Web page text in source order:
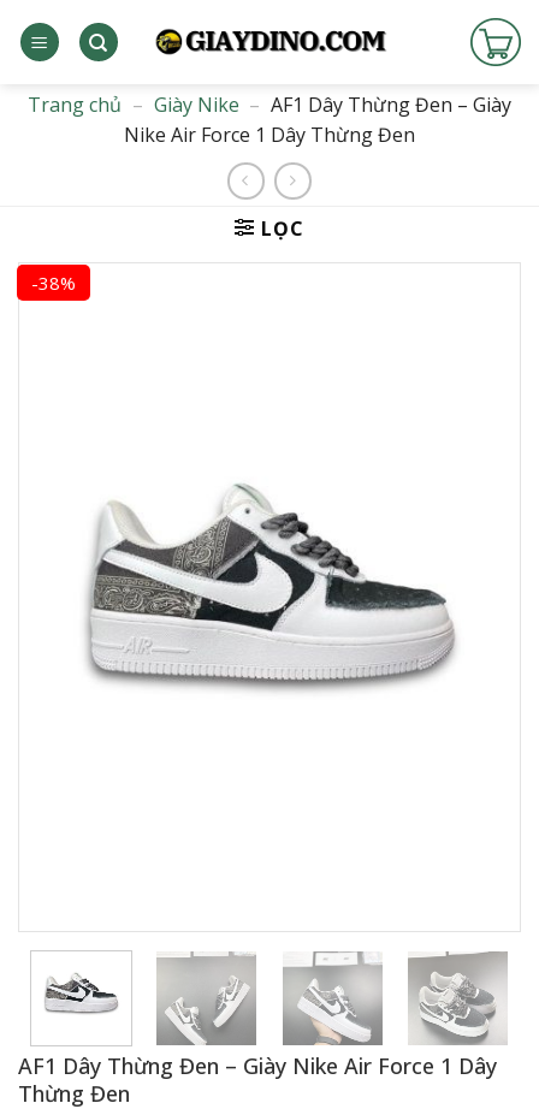
qua
dungTrang chủ – Giày Nike – AF1 Dây Thừng Đen – Giày
Nike Air Force 1 Dây Thừng Đen
LỌC
-38%
AF1 Dây Thừng Đen – Giày Nike Air Force 1 Dây
Thừng Đen